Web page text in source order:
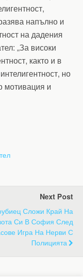
напълно и
на дадения
„За високи
както и в
но
мотивация и
Next Post
Сложи Край На
Си В София След
Игра На Нерви С
Полицията